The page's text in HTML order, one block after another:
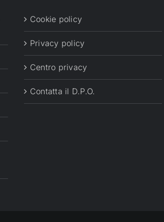
Cookie policy
Privacy policy
Centro privacy
Contatta il D.P.O.